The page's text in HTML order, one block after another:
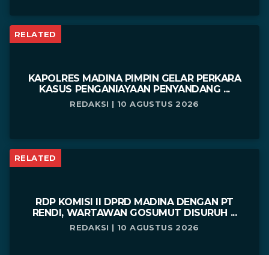
RELATED
KAPOLRES MADINA PIMPIN GELAR PERKARA
KASUS PENGANIAYAAN PENYANDANG ...
REDAKSI | 10 AGUSTUS 2026
RELATED
RDP KOMISI II DPRD MADINA DENGAN PT
RENDI, WARTAWAN GOSUMUT DISURUH ...
REDAKSI | 10 AGUSTUS 2026